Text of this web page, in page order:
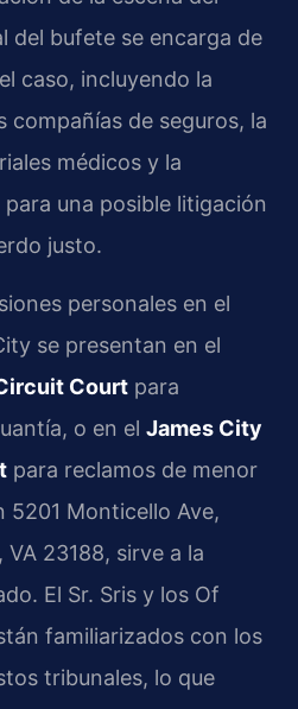
del bufete se encarga de
caso, incluyendo la
compañías de seguros, la
médicos y la
una posible litigación
justo.
personales en el
se presentan en el
Court para
o en el James City
para reclamos de menor
5201 Monticello Ave,
23188, sirve a la
El Sr. Sris y los Of
familiarizados con los
tribunales, lo que